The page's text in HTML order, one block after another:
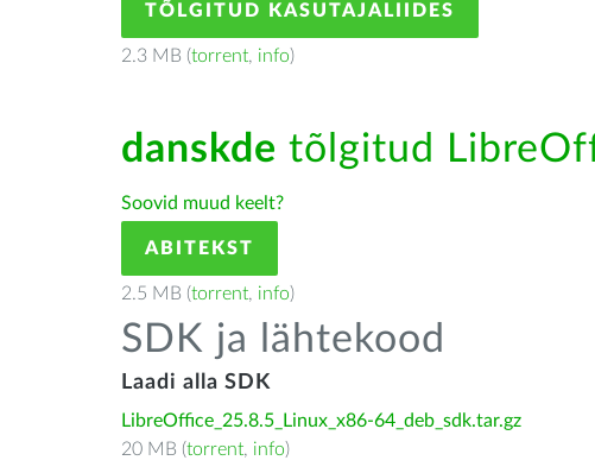
TÕLGITUD KASUTAJALIIDES
2.3 MB (torrent, info)
danskde tõlgitud
Soovid muud keelt?
ABITEKST
2.5 MB (torrent, info)
SDK ja lähtekood
Laadi alla SDK
LibreOffice_25.8.5_Linux_x86-64_deb_sdk.tar.gz
20 MB (torrent, info)